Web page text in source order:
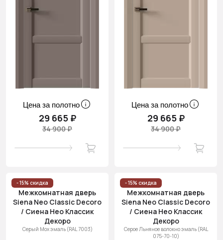
Цена за полотно
29 665 ₽
34 900 ₽
Цена за полотно
29 665 ₽
34 900 ₽
- 15% скидка
Межкомнатная дверь
Siena Neo Classic Decoro
/ Сиена Нео Классик
Декоро
Серый Мох эмаль (RAL 7003)
- 15% скидка
Межкомнатная дверь
Siena Neo Classic Decoro
/ Сиена Нео Классик
Декоро
Серое Льняное волокно эмаль (RAL
075-70-10)